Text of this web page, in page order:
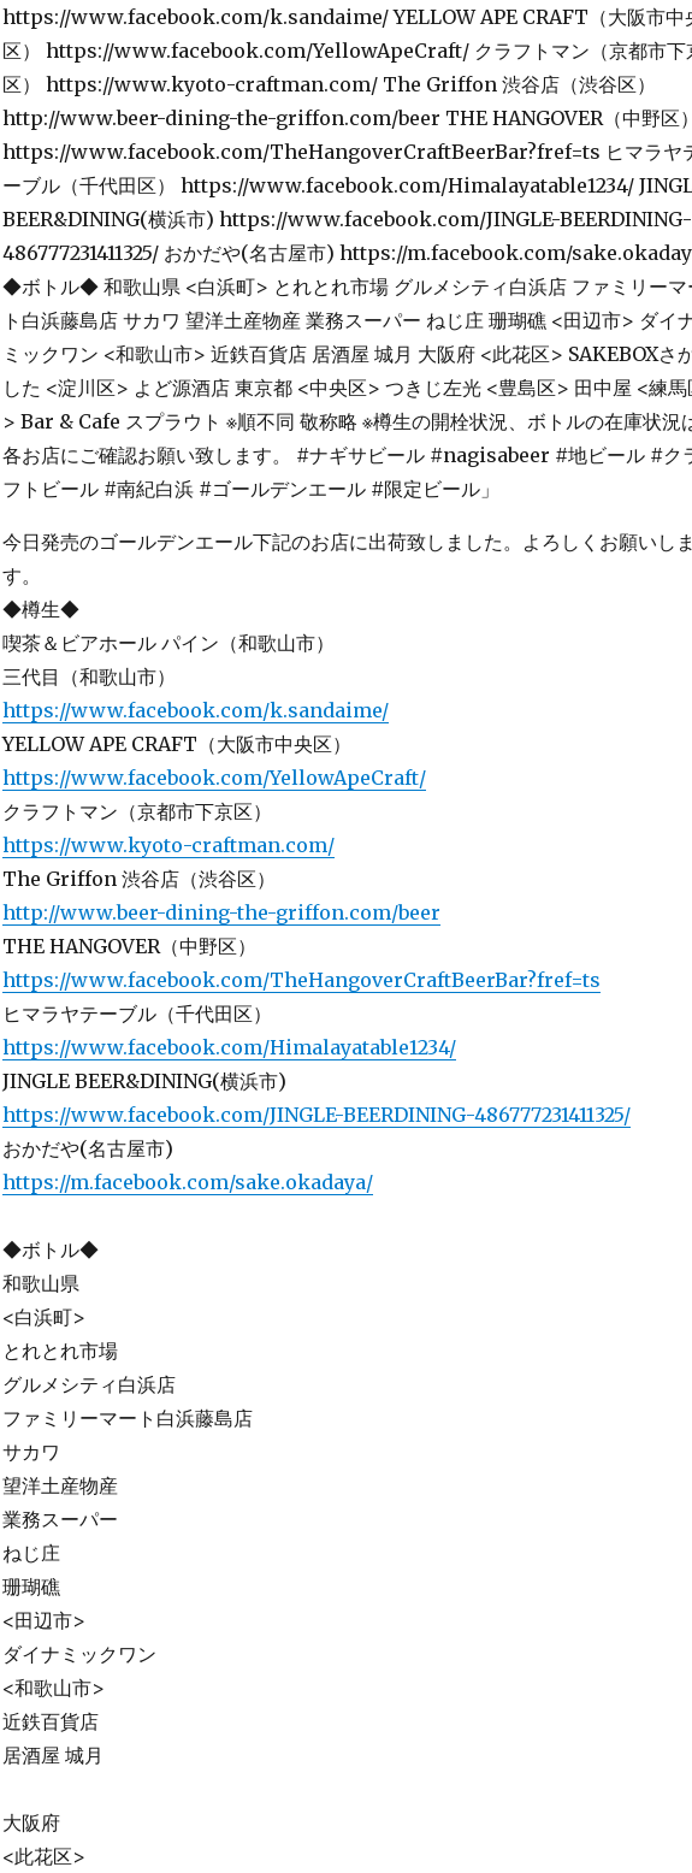
今日発売のゴールデンエール下記のお店に出荷致しました。よろしくお願いしま
す。
◆樽生◆
喫茶＆ビアホール パイン（和歌山市）
三代目（和歌山市）
https://www.facebook.com/k.sandaime/
YELLOW APE CRAFT（大阪市中央区）
https://www.facebook.com/YellowApeCraft/
クラフトマン（京都市下京区）
https://www.kyoto-craftman.com/
The Griffon 渋谷店（渋谷区）
http://www.beer-dining-the-griffon.com/beer
THE HANGOVER（中野区）
https://www.facebook.com/TheHangoverCraftBeerBar?fref=ts
ヒマラヤテーブル（千代田区）
https://www.facebook.com/Himalayatable1234/
JINGLE BEER&DINING(横浜市)
https://www.facebook.com/JINGLE-BEERDINING-486777231411325/
おかだや(名古屋市)
https://m.facebook.com/sake.okadaya/
◆ボトル◆
和歌山県
<白浜町>
とれとれ市場
グルメシティ白浜店
ファミリーマート白浜藤島店
サカワ
望洋土産物産
業務スーパー
ねじ庄
珊瑚礁
<田辺市>
ダイナミックワン
<和歌山市>
近鉄百貨店
居酒屋 城月
大阪府
<此花区>